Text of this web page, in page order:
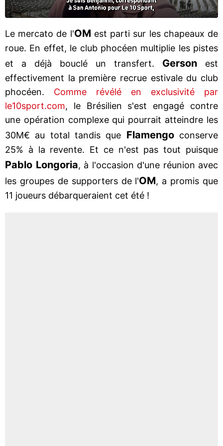
Le mercato de l'OM est parti sur les chapeaux de
roue. En effet, le club phocéen multiplie les pistes
et a déjà bouclé un transfert. Gerson est
effectivement la première recrue estivale du club
phocéen. Comme révélé en exclusivité par
le10sport.com, le Brésilien s'est engagé contre
une opération complexe qui pourrait atteindre les
30M€ au total tandis que Flamengoconserve
25% à la revente. Et ce n'est pas tout puisque
Pablo Longoria, à l'occasion d'une réunion avec
les groupes de supporters de l'OM, a promis que
11 joueurs débarqueraient cet été !